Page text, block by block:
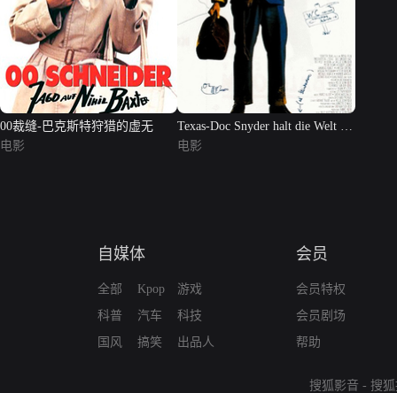
00裁缝-巴克斯特狩猎的虚无
电影
Texas-Doc Snyder halt die Welt in
Atem
电影
自媒体
全部
科普
国风
Kpop
汽车
搞笑
游戏
科技
出品人
会员
会员特权
会员剧场
帮助
搜狐影音 - 搜